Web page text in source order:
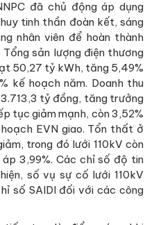
đã chủ động áp dụng
tinh thần đoàn kết, sáng
nhân viên để hoàn thành
sản lượng điện thương
50,27 tỷ kWh, tăng 5,49%
kế hoạch năm. Doanh thu
tỷ đồng, tăng trưởng
tục giảm mạnh, còn 3,52%
EVN giao. Tổn thất ở
trong đó lưới 110kV còn
3,99%. Các chỉ số độ tin
số vụ sự cố lưới 110kV
số SAIDI đối với các công